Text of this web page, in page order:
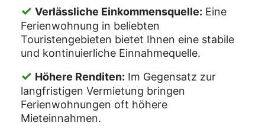
✓ Verlässliche Einkommensquelle: Eine
Ferienwohnung in beliebten
Touristengebieten bietet Ihnen eine stabile
und kontinuierliche Einnahmequelle.
✓ Höhere Renditen: Im Gegensatz zur
langfristigen Vermietung bringen
Ferienwohnungen oft höhere
Mieteinnahmen.